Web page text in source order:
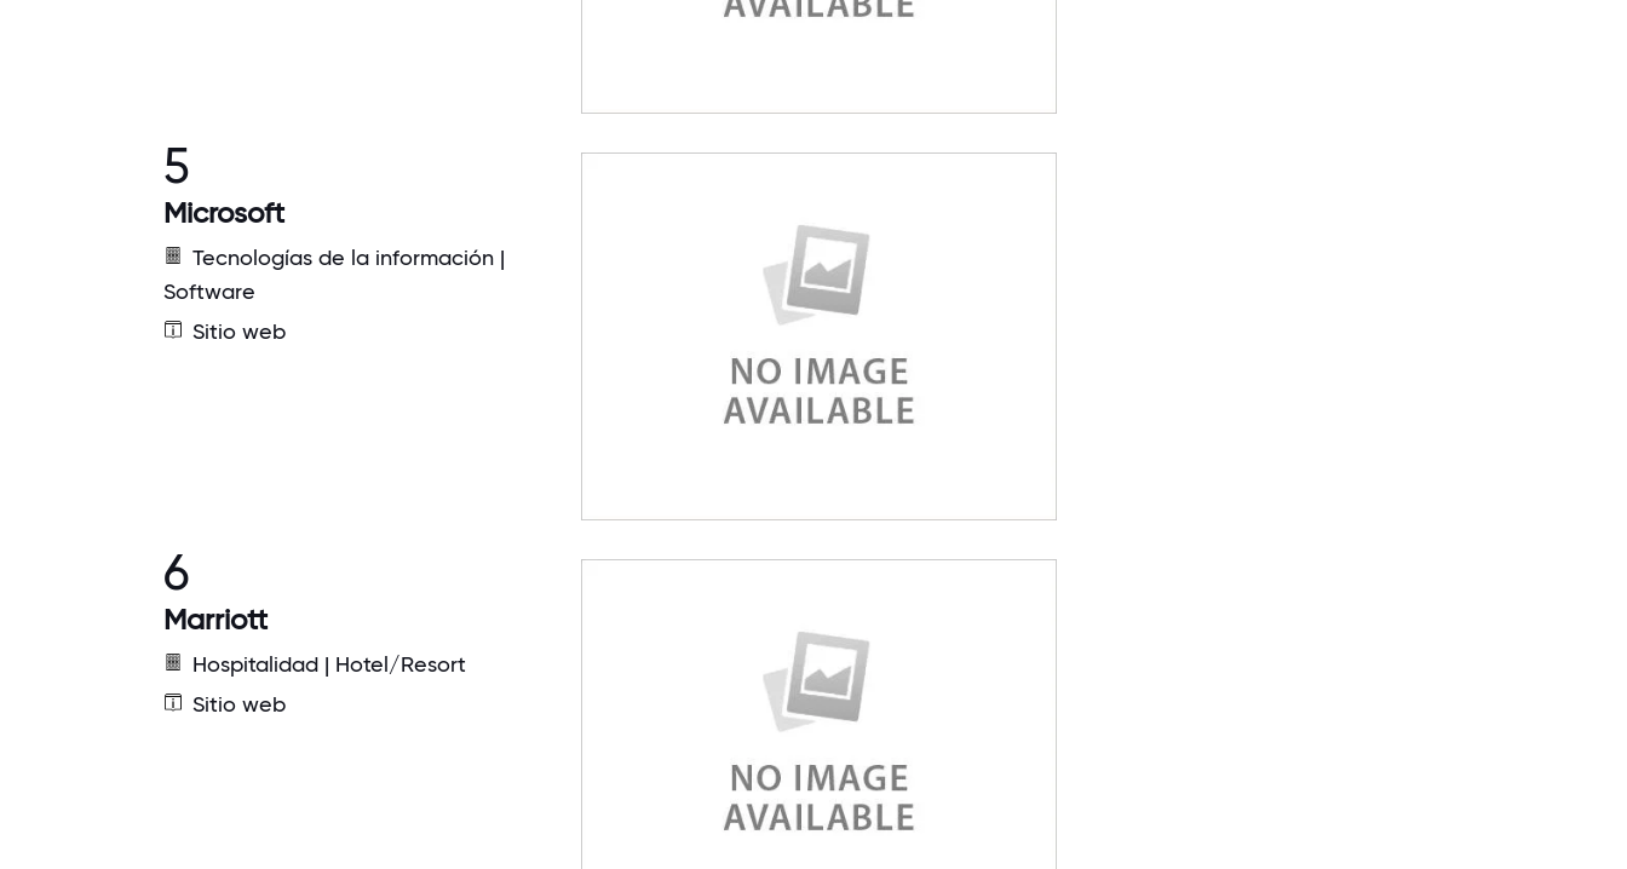
5
Microsoft
Tecnologías de la información |
Software
Sitio web
6
Marriott
Hospitalidad | Hotel/Resort
Sitio web